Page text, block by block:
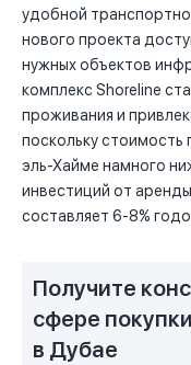
удобной
нового проекта
нужных объектов
комплекс Shoreline
проживания и
поскольку
эль-Хайме намного
инвестиций от
составляет 6-8%
Получите
сфере
в Дубае